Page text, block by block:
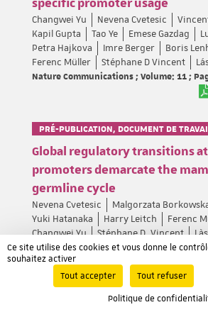
specific promoter usage
Changwei Yu Nevena Cvetesic
Kapil Gupta
Tao Ye Emese Gazdag
Petra Hajkova
Imre Berger
Boris
Ferenc Müller
Stéphane D Vincent
Nature Communications ; Volume: 11 ;
PRÉ-PUBLICATION, DOCUMENT DE
Global regulatory transitions
promoters demarcate the
germline cycle
Nevena Cvetesic
Malgorzata
Yuki Hatanaka
Harry Leitch
Ferenc
Changwei Yu
Stéphane D. Vincent
Petra Hajkova
Boris Lenhard
PRÉ-PUBLICATION, DOCUMENT DE
Ce site utilise des cookies et vous donne le
souhaitez activer
Tout accepter
Tout refuser
Politique de